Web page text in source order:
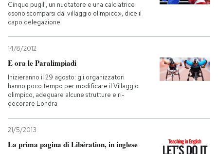
Cinque pugili, un nuotatore e una calciatrice
«sono scomparsi dal villaggio olimpico», dice il
capo delegazione
14/8/2012
E ora le Paralimpiadi
Inizieranno il 29 agosto: gli organizzatori
hanno poco tempo per modificare il Villaggio
olimpico, adeguare alcune strutture e ri-
decorare Londra
21/5/2013
La prima pagina di Libération, in inglese